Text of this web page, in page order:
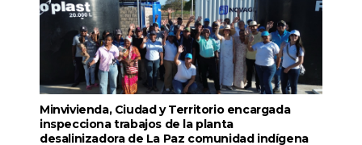
Minvivienda, Ciudad y Territorio encargada
inspecciona trabajos de la planta
desalinizadora de La Paz comunidad indígena